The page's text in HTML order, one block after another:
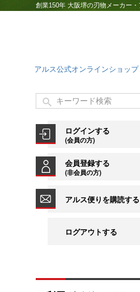
創業150年 大阪堺の刃物メーカー
アルス公式オンラインショップ
ログインする
(会員の方)
会員登録する
(非会員の方)
アルス便りを購読する
ログアウトする